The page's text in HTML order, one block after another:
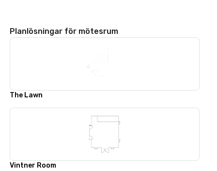
Planlösningar för mötesrum
The Lawn
Vintner Room